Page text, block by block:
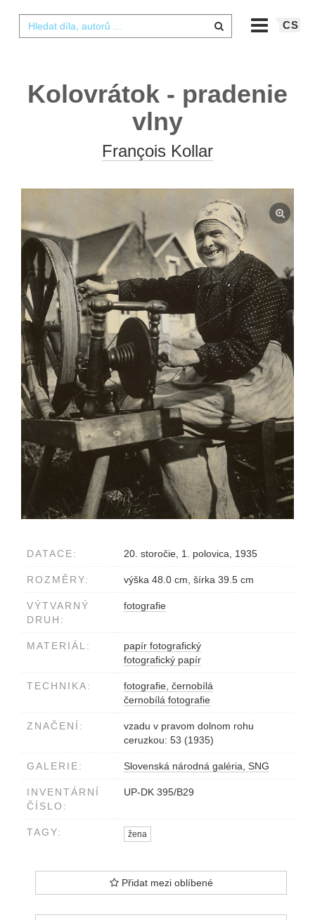
CS
Kolovrátok - pradenie
vlny
François Kollar
DATACE: 20. storočie, 1. polovica, 1935
ROZMĚRY: výška 48.0 cm, šírka 39.5 cm
VÝTVARNÝ
DRUH:
fotografie
MATERIÁL:
papír fotografický
fotografický papír
TECHNIKA:
fotografie, černobílá
černobílá fotografie
ZNAČENÍ:
vzadu v pravom dolnom rohu
ceruzkou: 53 (1935)
GALERIE: Slovenská národná galéria, SNG
INVENTÁRNÍ
ČÍSLO:
UP-DK 395/B29
TAGY: žena
Přidat mezi oblíbené